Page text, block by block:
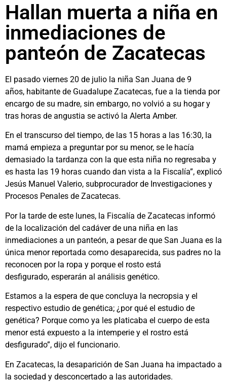
Hallan muerta a niña en
inmediaciones de
panteón de Zacatecas
El pasado viernes 20 de julio la niña San Juana de 9
años, habitante de Guadalupe Zacatecas, fue a la tienda por
encargo de su madre, sin embargo, no volvió a su hogar y
tras horas de angustia se activó la Alerta Amber.
En el transcurso del tiempo, de las 15 horas a las 16:30, la
mamá empieza a preguntar por su menor, se le hacía
demasiado la tardanza con la que esta niña no regresaba y
es hasta las 19 horas cuando dan vista a la Fiscalía”, explicó
Jesús Manuel Valerio, subprocurador de Investigaciones y
Procesos Penales de Zacatecas.
Por la tarde de este lunes, la Fiscalía de Zacatecas informó
de la localización del cadáver de una niña en las
inmediaciones a un panteón, a pesar de que San Juana es la
única menor reportada como desaparecida, sus padres no la
reconocen por la ropa y porque el rosto está
desfigurado, esperarán al análisis genético.
Estamos a la espera de que concluya la necropsia y el
respectivo estudio de genética; ¿por qué el estudio de
genética? Porque como ya les platicaba el cuerpo de esta
menor está expuesto a la intemperie y el rostro está
desfigurado”, dijo el funcionario.
En Zacatecas, la desaparición de San Juana ha impactado a
la sociedad y desconcertado a las autoridades.